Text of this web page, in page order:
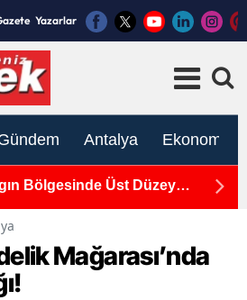
Yazarlar
Antalya Ekonomi
Döşemealtı'da Otomobil ile
Mağarası’nda